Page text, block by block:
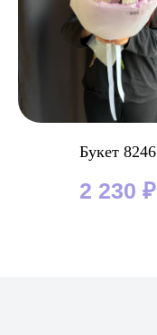
Букет 8246
2 230 ₽